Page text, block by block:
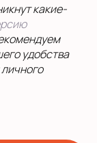
какие-
удобства